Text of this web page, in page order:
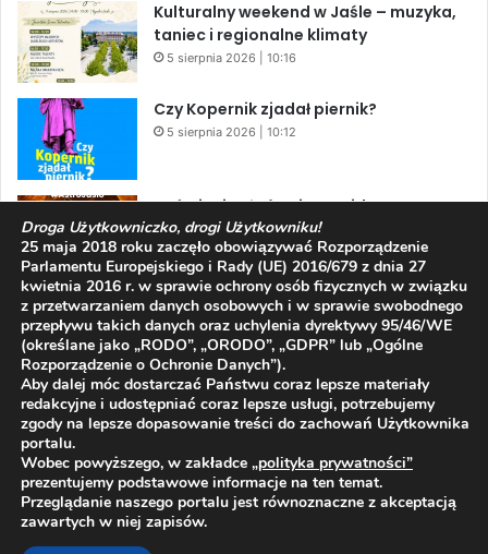
Kulturalny weekend w Jaśle – muzyka,
taniec i regionalne klimaty
5 sierpnia 2026 | 10:16
Czy Kopernik zjadał piernik?
5 sierpnia 2026 | 10:12
Zaćmienie Słońca i Perseidy. Dwa
niesamowite zjawiska astronomiczne
w ciągu jednego dnia!
3 sierpnia 2026 | 15:39
Facebook
X YouTube
2009 - 2026 © Wszelkie prawa zastrzeżone
O NAS
REDAKCJA POLITYKA PRYWATNOŚCI
Droga Użytkowniczko, drogi Użytkowniku!
25 maja 2018 roku zaczęło obowiązywać Rozporządzenie
Parlamentu Europejskiego i Rady (UE) 2016/679 z dnia 27
kwietnia 2016 r. w sprawie ochrony osób fizycznych w związku
z przetwarzaniem danych osobowych i w sprawie swobodnego
przepływu takich danych oraz uchylenia dyrektywy 95/46/WE
(określane jako „RODO”, „ORODO”, „GDPR” lub „Ogólne
Rozporządzenie o Ochronie Danych”).
Aby dalej móc dostarczać Państwu coraz lepsze materiały
redakcyjne i udostępniać coraz lepsze usługi, potrzebujemy
zgody na lepsze dopasowanie treści do zachowań Użytkownika
portalu.
Wobec powyższego, w zakładce „polityka prywatności”
prezentujemy podstawowe informacje na ten temat.
Przeglądanie naszego portalu jest równoznaczne z akceptacją
zawartych w niej zapisów.